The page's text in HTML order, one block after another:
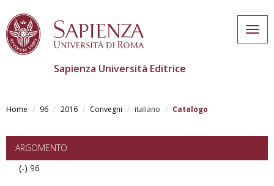
main
Sapienza Università Editrice
Home 96 2016 Convegni italiano Catalogo
ARGOMENTO
(-) Remove
96